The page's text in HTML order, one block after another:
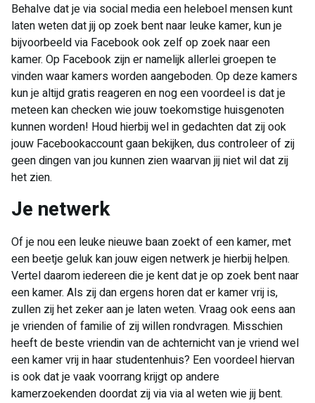
Behalve dat je via social media een heleboel mensen kunt
laten weten dat jij op zoek bent naar leuke kamer, kun je
bijvoorbeeld via Facebook ook zelf op zoek naar een
kamer. Op Facebook zijn er namelijk allerlei groepen te
vinden waar kamers worden aangeboden. Op deze kamers
kun je altijd gratis reageren en nog een voordeel is dat je
meteen kan checken wie jouw toekomstige huisgenoten
kunnen worden! Houd hierbij wel in gedachten dat zij ook
jouw Facebookaccount gaan bekijken, dus controleer of zij
geen dingen van jou kunnen zien waarvan jij niet wil dat zij
het zien.
Je netwerk
Of je nou een leuke nieuwe baan zoekt of een kamer, met
een beetje geluk kan jouw eigen netwerk je hierbij helpen.
Vertel daarom iedereen die je kent dat je op zoek bent naar
een kamer. Als zij dan ergens horen dat er kamer vrij is,
zullen zij het zeker aan je laten weten. Vraag ook eens aan
je vrienden of familie of zij willen rondvragen. Misschien
heeft de beste vriendin van de achternicht van je vriend wel
een kamer vrij in haar studentenhuis? Een voordeel hiervan
is ook dat je vaak voorrang krijgt op andere
kamerzoekenden doordat zij via via al weten wie jij bent.